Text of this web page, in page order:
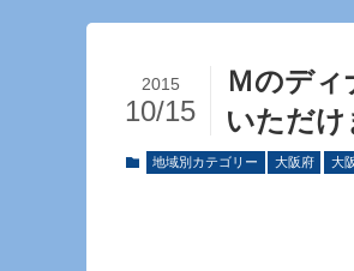
Ｍのデ
いただ
2015
10/15
地域別カテゴリー 大阪府 大